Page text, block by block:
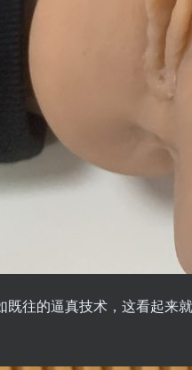
既往的逼真技术，这看起来